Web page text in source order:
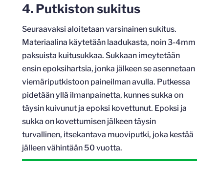
4. Putkiston sukitus
Seuraavaksi aloitetaan varsinainen sukitus.
Materiaalina käytetään laadukasta, noin 3-4mm
paksuista kuitusukkaa. Sukkaan imeytetään
ensin epoksihartsia, jonka jälkeen se asennetaan
viemäriputkistoon paineilman avulla. Putkessa
pidetään yllä ilmanpainetta, kunnes sukka on
täysin kuivunut ja epoksi kovettunut. Epoksi ja
sukka on kovettumisen jälkeen täysin
turvallinen, itsekantava muoviputki, joka kestää
jälleen vähintään 50 vuotta.